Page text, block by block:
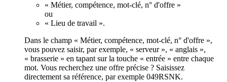
« Métier, compétence, mot-clé, n° d'offre »
ou
« Lieu de travail ».
Dans le champ « Métier, compétence, mot-clé, n° d'offre »,
vous pouvez saisir, par exemple, « serveur », « anglais »,
« brasserie » en tapant sur la touche « entrée » entre chaque
mot. Vous recherchez une offre précise ? Saisissez
directement sa référence, par exemple 049RSNK.